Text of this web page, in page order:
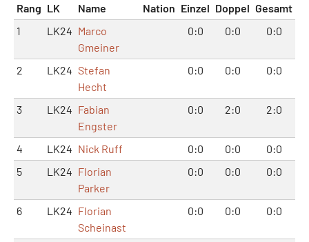
Rang LK Name Nation Einzel Doppel Gesamt
1
LK24 Marco
Gmeiner
0:0 0:0 0:0
2 LK24 Stefan
Hecht
0:0 0:0 0:0
3 LK24 Fabian
Engster
0:0 2:0 2:0
4 LK24 Nick Ruff 0:0 0:0
0:0
5
LK24 Florian
Parker
0:0 0:0 0:0
6 LK24 Florian
Scheinast
0:0 0:0 0:0